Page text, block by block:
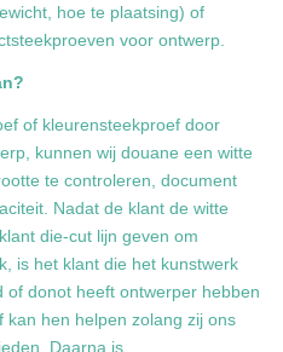
hoe te plaatsing) of
voor ontwerp.
of kleurensteekproef door
kunnen wij douane een witte
te controleren, document
Nadat de klant de witte
die-cut lijn geven om
is het klant die het kunstwerk
of donot heeft ontwerper hebben
kan hen helpen zolang zij ons
Daarna is